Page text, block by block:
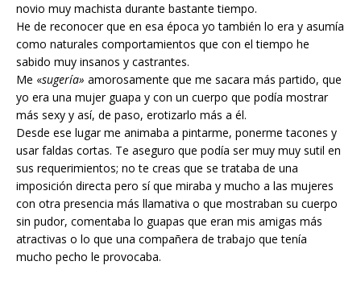
novio muy machista durante bastante tiempo.
He de reconocer que en esa época yo también lo era y asumía
como naturales comportamientos que con el tiempo he
sabido muy insanos y castrantes.
Me «sugería» amorosamente que me sacara más partido, que
yo era una mujer guapa y con un cuerpo que podía mostrar
más sexy y así, de paso, erotizarlo más a él.
Desde ese lugar me animaba a pintarme, ponerme tacones y
usar faldas cortas. Te aseguro que podía ser muy muy sutil en
sus requerimientos; no te creas que se trataba de una
imposición directa pero sí que miraba y mucho a las mujeres
con otra presencia más llamativa o que mostraban su cuerpo
sin pudor, comentaba lo guapas que eran mis amigas más
atractivas o lo que una compañera de trabajo que tenía
mucho pecho le provocaba.